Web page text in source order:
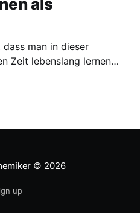
als
man in dieser
Zeit lebenslang lernen
© 2026
up